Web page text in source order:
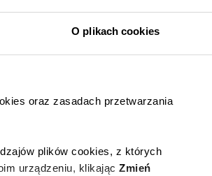
O plikach cookies
oraz zasadach przetwarzania
plików cookies, z których
urządzeniu, klikając Zmień